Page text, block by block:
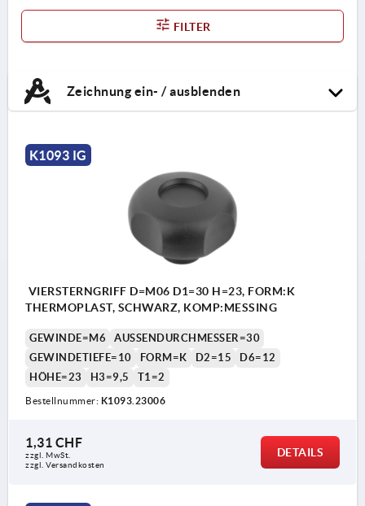
FILTER
Zeichnung ein- / ausblenden
K1093 IG
VIERSTERNGRIFF D=M06 D1=30 H=23, FORM:K
THERMOPLAST, SCHWARZ, KOMP:MESSING
GEWINDE=M6
AUSSENDURCHMESSER=30
GEWINDETIEFE=10
FORM=K D2=15
D6=12
HÖHE=23
H3=9,5 T1=2
Bestellnummer: K1093.23006
1,31 CHF
zzgl. MwSt.
zzgl. Versandkosten
DETAILS